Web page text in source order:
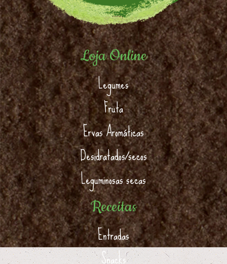
Loja Online
Legumes
Fruta
Ervas Aromáticas
Desidratados/secos
Leguminosas secas
Receitas
Entradas
Snacks